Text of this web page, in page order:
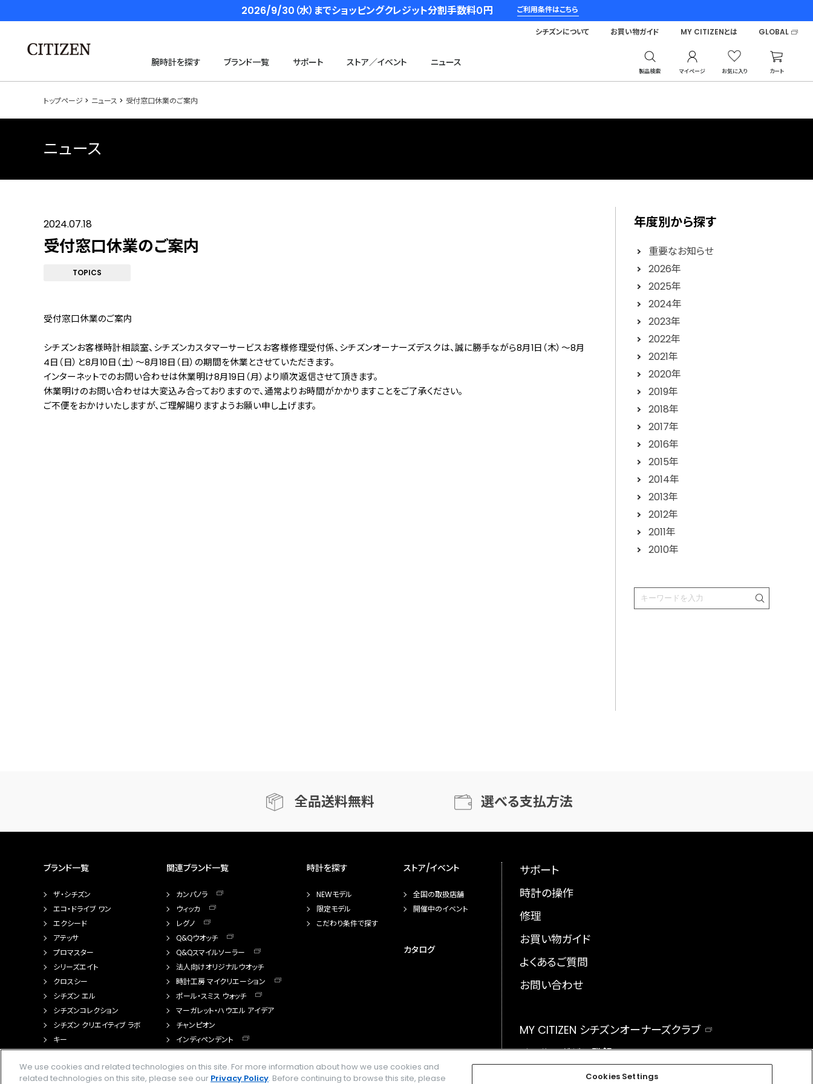
2026/9/30（水）までショッピングクレジット分割手数料０円 ご利用条件はこちら
腕時計を探す ブランド一覧 サポート ストア／イベント ニュース
製品検索 マイページ お気に入り カート
シチズンについて お買い物ガイド MY CITIZENとは GLOBAL
トップページ ニュース 受付窓口休業のご案内
ニュース
2024.07.18
受付窓口休業のご案内
TOPICS
受付窓口休業のご案内
シチズンお客様時計相談室、シチズンカスタマーサービスお客様修理受付係、シチズンオーナーズデスクは、誠に勝手ながら8月1日（木）～8月
4日（日）と8月10日（土）～8月18日（日）の期間を休業とさせていただきます。
インターネットでのお問い合わせは休業明け8月19日（月）より順次返信させて頂きます。
休業明けのお問い合わせは大変込み合っておりますので、通常よりお時間がかかりますことをご了承ください。
ご不便をおかけいたしますが、ご理解賜りますようお願い申し上げます。
年度別から探す
重要なお知らせ
2026年
2025年
2024年
2023年
2022年
2021年
2020年
2019年
2018年
2017年
2016年
2015年
2014年
2013年
2012年
2011年
2010年
全品送料無料 選べる支払方法
ブランド一覧
ザ・シチズン
エコ・ドライブ ワン
エクシード
アテッサ
プロマスター
シリーズエイト
クロスシー
シチズン エル
シチズンコレクション
シチズン クリエイティブ ラボ
キー
関連ブランド一覧
カンパノラ
ウィッカ
レグノ
Q&Qウオッチ
Q&Qスマイルソーラー
法人向けオリジナルウオッチ
時計工房 マイクリエーション
ポール・スミス ウォッチ
マーガレット・ハウエル アイデア
チャンピオン
インディペンデント
時計を探す
NEWモデル
限定モデル
こだわり条件で探す
ストア/イベント
全国の取扱店舗
開催中のイベント
カタログ
サポート
時計の操作
修理
お買い物ガイド
よくあるご質問
お問い合わせ
MY CITIZEN シチズンオーナーズクラブ
メールマガジン登録
We use cookies and related technologies on this site. For more information about how we use cookies and
related technologies on this site, please see our Privacy Policy. Before continuing to browse this site, please Cookies Settings